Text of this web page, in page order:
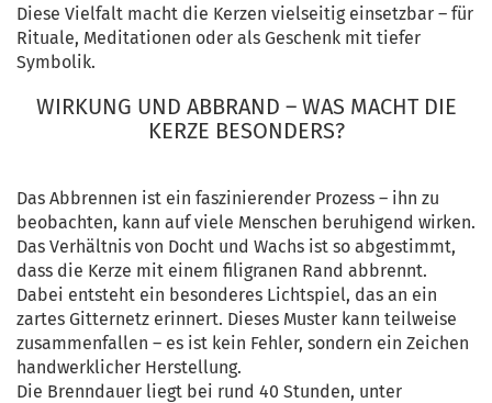
Diese Vielfalt macht die Kerzen vielseitig einsetzbar – für
Rituale, Meditationen oder als Geschenk mit tiefer
Symbolik.
WIRKUNG UND ABBRAND – WAS MACHT DIE
KERZE BESONDERS?
Das Abbrennen ist ein faszinierender Prozess – ihn zu
beobachten, kann auf viele Menschen beruhigend wirken.
Das Verhältnis von Docht und Wachs ist so abgestimmt,
dass die Kerze mit einem filigranen Rand abbrennt.
Dabei entsteht ein besonderes Lichtspiel, das an ein
zartes Gitternetz erinnert. Dieses Muster kann teilweise
zusammenfallen – es ist kein Fehler, sondern ein Zeichen
handwerklicher Herstellung.
Die Brenndauer liegt bei rund 40 Stunden, unter